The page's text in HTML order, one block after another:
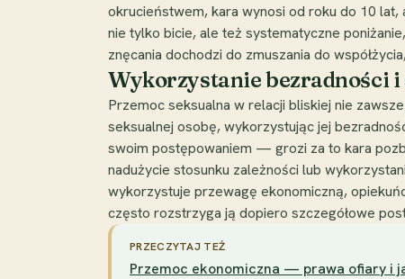
okrucieństwem, kara wynosi od roku do 10
nie tylko bicie, ale też systematyczne
znęcania dochodzi do zmuszania do
Wykorzystanie bezradności
Przemoc seksualna w relacji bliskiej nie
seksualnej osobę, wykorzystując jej
swoim postępowaniem — grozi za to kara
nadużycie stosunku zależności lub
wykorzystuje przewagę ekonomiczną,
często rozstrzyga ją dopiero szczegółowe
PRZECZYTAJ TEŻ
Przemoc ekonomiczna — prawa ofiary i